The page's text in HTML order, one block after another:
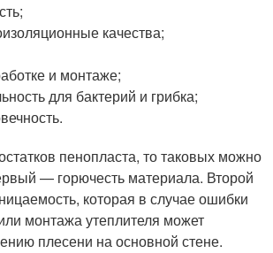
качества;
и монтаже;
для бактерий и грибка;
пенопласта, то таковых можно
— горючесть материала. Второй
которая в случае ошибки
монтажа утеплителя может
плесени на основной стене.